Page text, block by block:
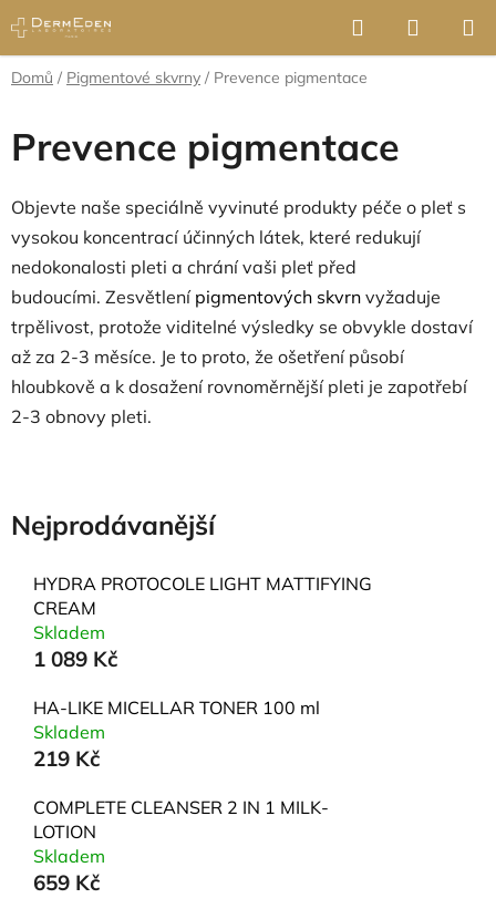
na
obsah
Hledat
KOŠÍK
Domů / Pigmentové skvrny / Prevence pigmentace
Prevence pigmentace
Objevte naše speciálně vyvinuté produkty péče o pleť s
vysokou koncentrací účinných látek, které redukují
nedokonalosti pleti a chrání vaši pleť před
budoucími. Zesvětlení pigmentových skvrn vyžaduje
trpělivost, protože viditelné výsledky se obvykle dostaví
až za 2-3 měsíce. Je to proto, že ošetření působí
hloubkově a k dosažení rovnoměrnější pleti je zapotřebí
2-3 obnovy pleti.
Nejprodávanější
HYDRA PROTOCOLE LIGHT MATTIFYING
CREAM
Skladem
1 089 Kč
HA-LIKE MICELLAR TONER 100 ml
Skladem
219 Kč
COMPLETE CLEANSER 2 IN 1 MILK-
LOTION
Skladem
659 Kč